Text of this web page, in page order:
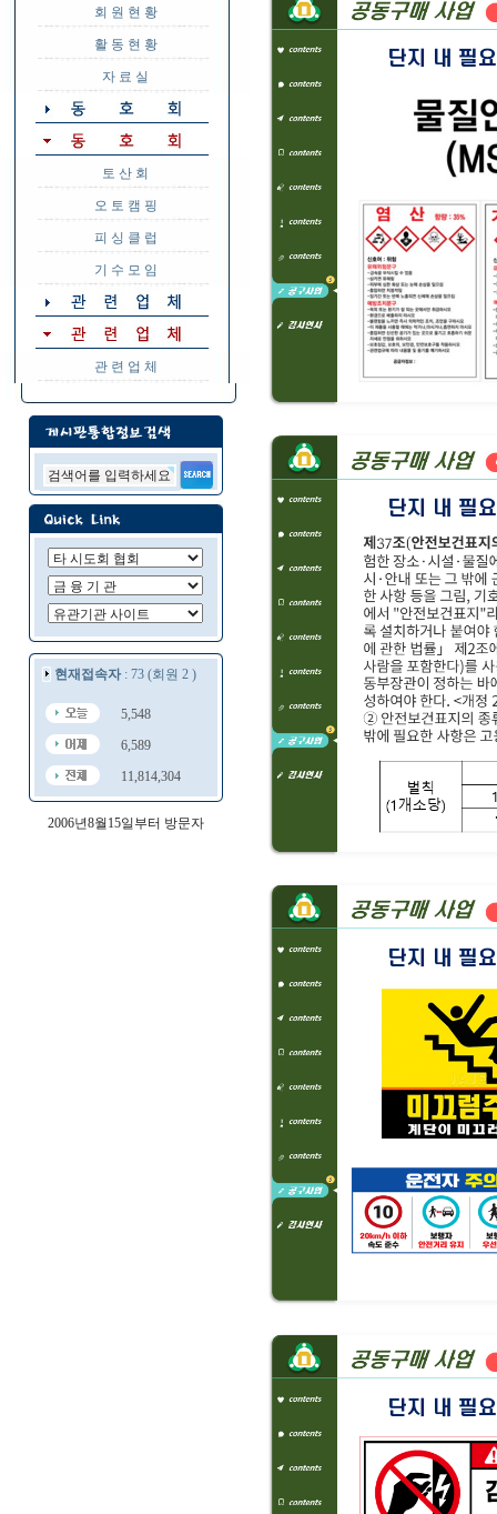
회 원 현 황
활 동 현 황
자 료 실
토 산 회
오 토 캠 핑
피 싱 클 럽
기 수 모 임
관 련 업 체
현재접속자: 73 (회원 2 )
5,548
6,589
11,814,304
2006년8월15일부터 방문자